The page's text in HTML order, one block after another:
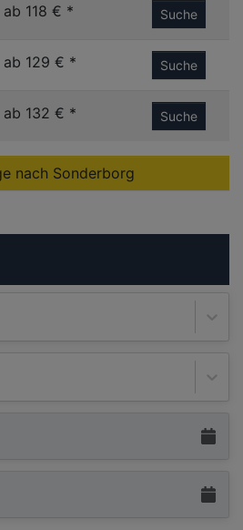
ab 118 € * Suche
ab 129 € * Suche
ab 132 € * Suche
nach Sonderborg